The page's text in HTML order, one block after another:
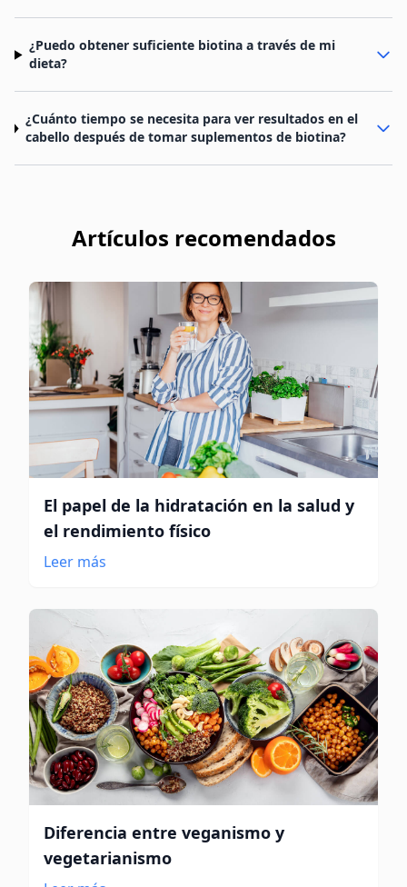
¿Puedo obtener suficiente biotina a través de mi
dieta?
¿Cuánto tiempo se necesita para ver resultados en el
cabello después de tomar suplementos de biotina?
Artículos recomendados
El papel de la hidratación en la salud y
el rendimiento físico
Leer más
Diferencia entre veganismo y
vegetarianismo